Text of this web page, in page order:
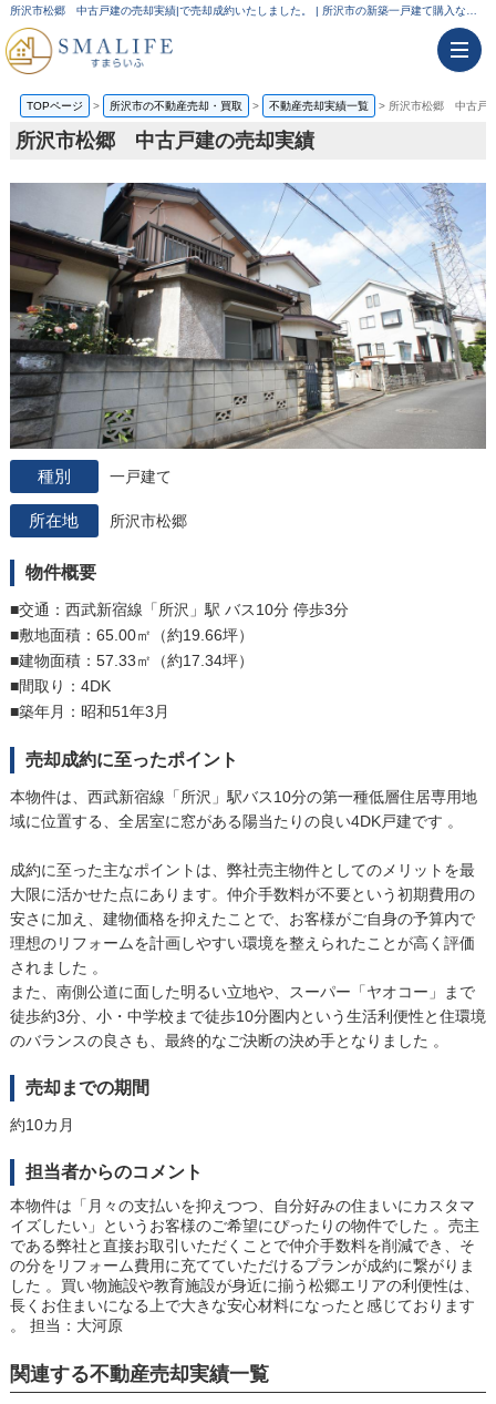
TOPページ > 所沢市の不動産売却・買取 > 不動産売却実績一覧 > 所沢市松郷 中古戸
所沢市松郷 中古戸建の売却実績
一戸建て
所沢市松郷
物件概要
■交通：西武新宿線「所沢」駅 バス10分 停歩3分
■敷地面積：65.00㎡（約19.66坪）
■建物面積：57.33㎡（約17.34坪）
■間取り：4DK
■築年月：昭和51年3月
売却成約に至ったポイント
本物件は、西武新宿線「所沢」駅バス10分の第一種低層住居専用地
域に位置する、全居室に窓がある陽当たりの良い4DK戸建です 。
成約に至った主なポイントは、弊社売主物件としてのメリットを最
大限に活かせた点にあります。仲介手数料が不要という初期費用の
安さに加え、建物価格を抑えたことで、お客様がご自身の予算内で
理想のリフォームを計画しやすい環境を整えられたことが高く評価
されました 。
また、南側公道に面した明るい立地や、スーパー「ヤオコー」まで
徒歩約3分、小・中学校まで徒歩10分圏内という生活利便性と住環境
のバランスの良さも、最終的なご決断の決め手となりました 。
売却までの期間
約10カ月
担当者からのコメント
本物件は「月々の支払いを抑えつつ、自分好みの住まいにカスタマ
イズしたい」というお客様のご希望にぴったりの物件でした 。売主
である弊社と直接お取引いただくことで仲介手数料を削減でき、そ
の分をリフォーム費用に充てていただけるプランが成約に繋がりま
した 。買い物施設や教育施設が身近に揃う松郷エリアの利便性は、
長くお住まいになる上で大きな安心材料になったと感じております
。 担当：大河原
関連する不動産売却実績一覧